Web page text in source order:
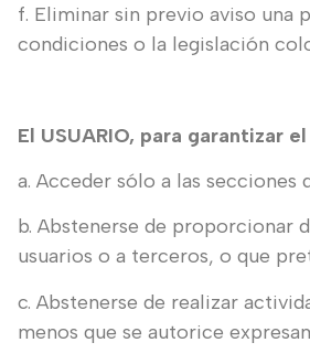
f. Eliminar sin previo aviso una
condiciones o la legislación
El USUARIO, para garantizar
a. Acceder sólo a las secciones
b. Abstenerse de proporcionar
usuarios o a terceros, o que
c. Abstenerse de realizar
menos que se autorice